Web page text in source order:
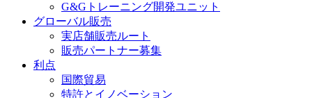
G&Gトレーニング開発ユニット
グローバル販売
実店舗販売ルート
販売パートナー募集
利点
国際貿易
特許とイノベーション